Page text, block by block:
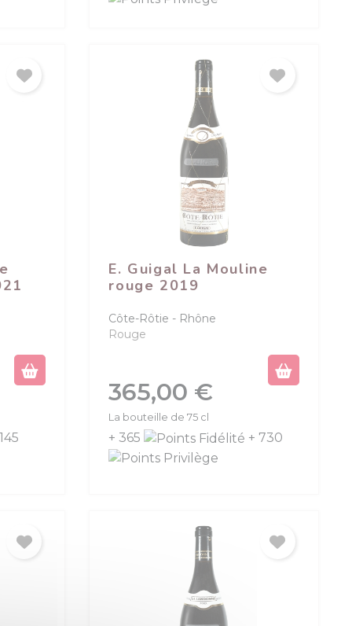
E. Guigal La Mouline
rouge 2019
Côte-Rôtie
Rhône
Rouge
Prix
365,00 €
La bouteille de 75 cl
+ 365 + 730